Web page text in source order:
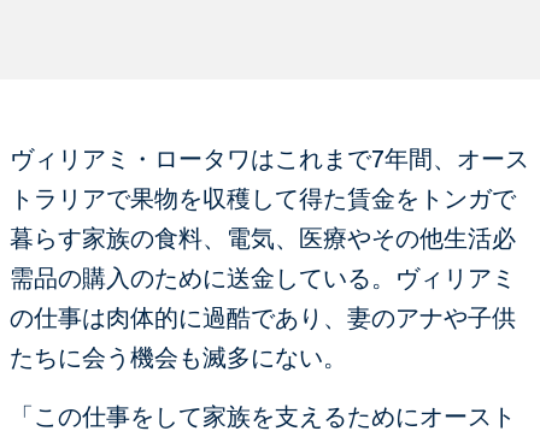
ヴィリアミ・ロータワはこれまで7年間、オース
トラリアで果物を収穫して得た賃金をトンガで
暮らす家族の食料、電気、医療やその他生活必
需品の購入のために送金している。ヴィリアミ
の仕事は肉体的に過酷であり、妻のアナや子供
たちに会う機会も滅多にない。
「この仕事をして家族を支えるためにオースト